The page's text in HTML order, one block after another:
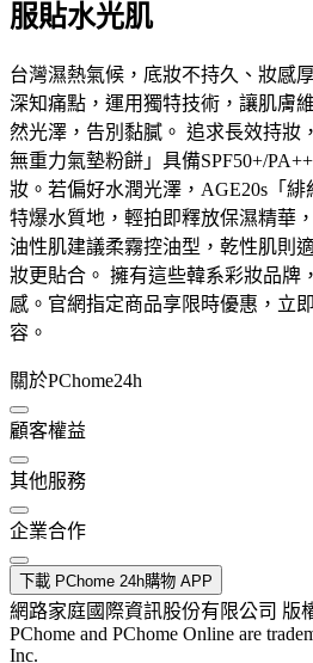
服貼水光肌
台灣濕熱氣候，底妝不持久、妝感
深知痛點，運用獨特技術，讓肌膚
然光澤，告別黏膩。 追求長效持妝
無重力氣墊粉餅」具備SPF50+/
妝。若偏好水潤光澤，AGE20s「
特爆水質地，輕拍即釋放保濕精華
油性肌建議柔霧控油型，乾性肌則
妝更貼合。 擁有這些韓系彩妝品牌
感。官網指定商品享限時優惠，立
容。
關於PChome24h
顧客權益
其他服務
企業合作
下載 PChome 24h購物 APP
網路家庭國際資訊股份有限公司 版
PChome and PChome Online are
Inc.